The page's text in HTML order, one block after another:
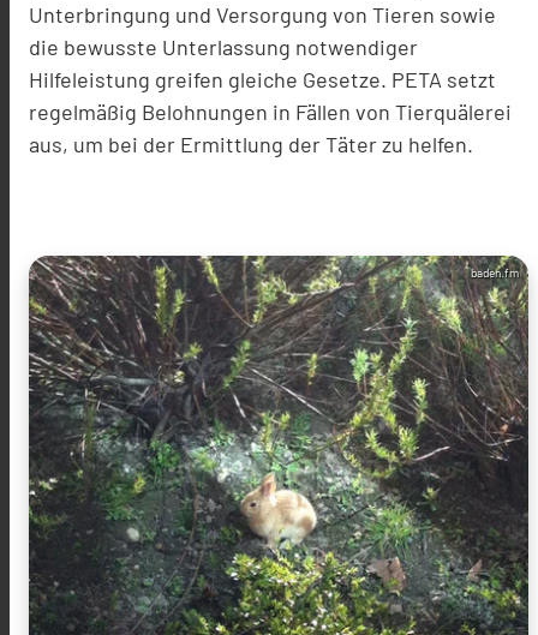
Unterbringung und Versorgung von Tieren sowie
die bewusste Unterlassung notwendiger
Hilfeleistung greifen gleiche Gesetze. PETA setzt
regelmäßig Belohnungen in Fällen von Tierquälerei
aus, um bei der Ermittlung der Täter zu helfen.
baden.fm